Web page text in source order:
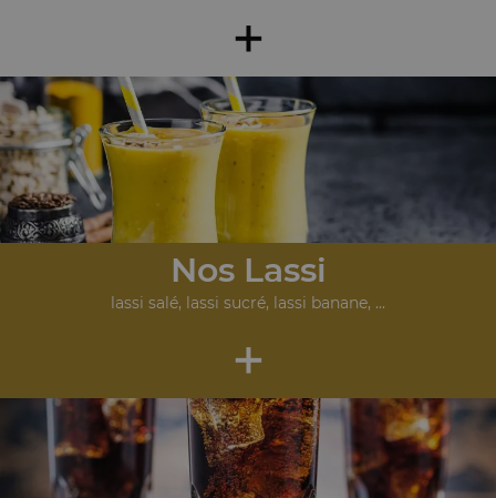
+
Nos Lassi
lassi salé, lassi sucré, lassi banane, ...
+